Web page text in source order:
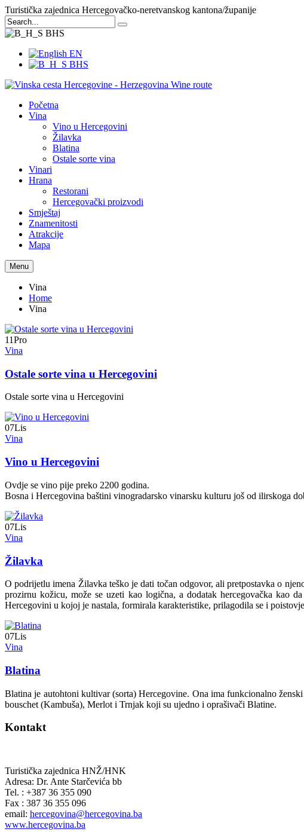
Turistička zajednica Hercegovačko-neretvanskog kantona/županije
BHS
EN
BHS
Početna
Vina
Vino u Hercegovini
Žilavka
Blatina
Ostale sorte vina
Vinari
Hrana
Restorani
Hercegovački proizvodi
Smještaj
Znamenitosti
Atrakcije
Mapa
Menu
Vina
Home
Vina
11Pro
Vina
Ostale sorte vina u Hercegovini
Ostale sorte vina u Hercegovini
07Lis
Vina
Vino u Hercegovini
Ovdje se vino pije preko 2200 godina.
Bosna i Hercegovina baštini vinogradarsko vinarsku kulturu još od ilirskoga
07Lis
Vina
Žilavka
O podrijetlu imena Žilavka teško je dati točan odgovor, ali pretpostavka o
prozirnu kožicu, može se uzeti kao logična, a dodatak hercegovačka kao
Hercegovini u kojoj je nastala, formirala karakteristike, prilagodila se i
07Lis
Vina
Blatina
Blatina je autohtoni kultivar (sorta) Hercegovine. Ona ima funkcionalno
bouschet (Kambuša), Merlot i Trnjak koji su ujedno i oprašivači Blatine.
Kontakt
Turistička zajednica HNŽ/HNK
Adresa: Dr. Ante Starčevića bb
Tel. : +387 36 355 090
Fax : 387 36 355 096
email: hercegovina@hercegovina.ba
www.hercegovina.ba